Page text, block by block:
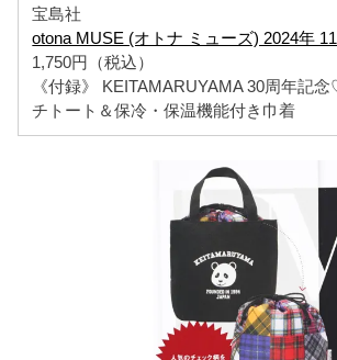
宝島社
otona MUSE (オトナ ミューズ) 2024年
1,750円（税込）
《付録》 KEITAMARUYAMA 30周年記
チトート＆保冷・保温機能付き巾着